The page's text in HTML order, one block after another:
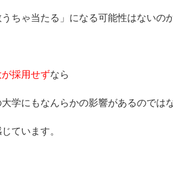
うちゃ当たる」になる可能性はないのか
採用せずなら
学にもなんらかの影響があるのでは
ています。